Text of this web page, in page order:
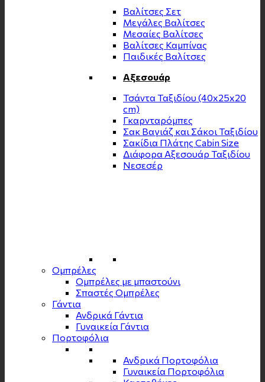
Βαλίτσες Σετ
Μεγάλες Βαλίτσες
Μεσαίες Βαλίτσες
Βαλίτσες Καμπίνας
Παιδικές Βαλίτσες
Αξεσουάρ
Τσάντα Ταξιδίου (40x25x20
cm)
Γκαρνταρόμπες
Σακ Βαγιάζ και Σάκοι Ταξιδίου
Σακίδια Πλάτης Cabin Size
Διάφορα Αξεσουάρ Ταξιδίου
Νεσεσέρ
Ομπρέλες
Ομπρέλες με μπαστούνι
Σπαστές Ομπρέλες
Γάντια
Ανδρικά Γάντια
Γυναικεία Γάντια
Πορτοφόλια
Ανδρικά Πορτοφόλια
Γυναικεία Πορτοφόλια